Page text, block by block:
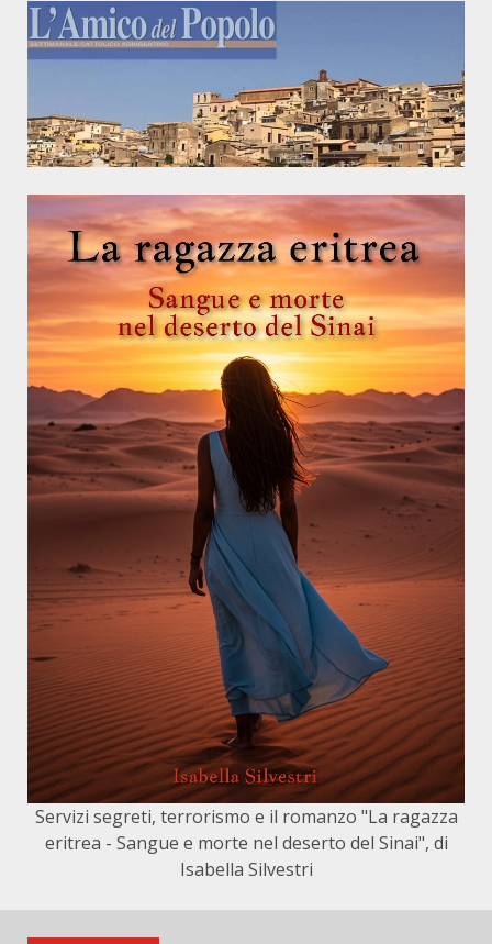
Servizi segreti, terrorismo e il romanzo "La ragazza
eritrea - Sangue e morte nel deserto del Sinai", di
Isabella Silvestri